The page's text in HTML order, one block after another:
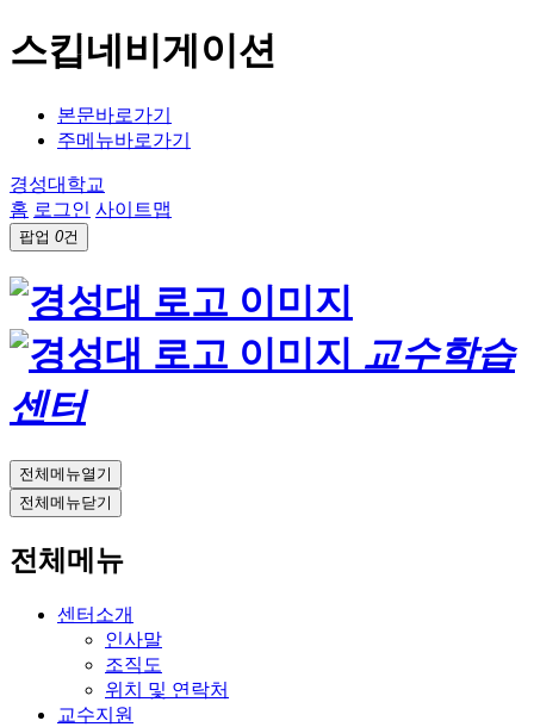
스킵네비게이션
본문바로가기
주메뉴바로가기
경성대학교
홈 로그인 사이트맵
팝업 0건
교수학습
센터
전체메뉴열기
전체메뉴닫기
전체메뉴
센터소개
인사말
조직도
위치 및 연락처
교수지원